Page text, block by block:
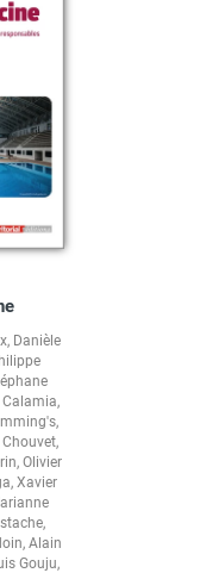
, Danièle
Calamia,
,
Chouvet,
, Olivier
, Xavier
,
, Alain
Gouju,